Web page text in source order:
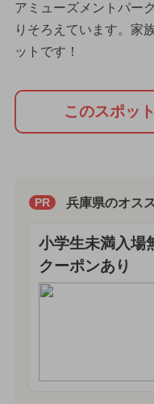
アミューズメントパー
りそろえています。家
ットです！
このスポッ
PR 兵庫県のオス
小学生未満入場
クーポンあり